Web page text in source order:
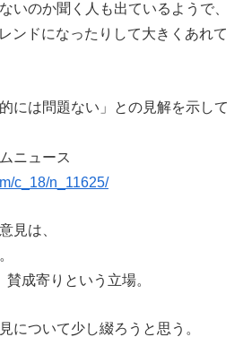
いのか聞く人も出ているようで、
ンドになったりして大きくあれて
には問題ない」との見解を示して
ニュース
c_18/n_11625/
見は、
。
成寄りという立場。
について少し綴ろうと思う。